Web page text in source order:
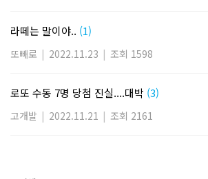
라떼는 말이야.. (1)
또빼로 | 2022.11.23 | 조회 1598
로또 수동 7명 당첨 진실....대박 (3)
고개발 | 2022.11.21 | 조회 2161